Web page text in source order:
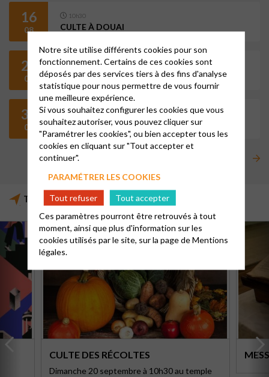
16
08
10h30
CULTE À DOUAI
23
08
10h30
CULTE À HÉNIN-BEAUMONT
30
08
10h30
CULTE À DOUAI
Temps forts de notre vie d'Eglise
CULTE DES RÉCOLTES
Dimanche 20 septembre à 10h30 au temple
Notre site utilise différents cookies pour son
fonctionnement. Certains de ces cookies sont
déposés par des services tiers à des fins d'analyse
statistique pour nous permettre de vous fournir
une meilleure expérience.
Si vous souhaitez configurer les cookies que vous
souhaitez autoriser, vous pouvez cliquer sur
"Paramétrer les cookies", ou bien accepter tous les
cookies en cliquant sur "Tout accepter et
continuer".
PARAMÉTRER LES COOKIES
Tout refuser
Tout accepter
Ces paramètres pourront être retrouvés à tout
moment, ainsi que plus d'information sur les
cookies utilisés par le site, sur la page deMentions
légales.